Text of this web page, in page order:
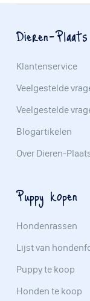
Dieren-Plaats
Klantenservice
Veelgestelde
Veelgestelde
Blogartikelen
Over Dieren-
Puppy kopen
Hondenrassen
Lijst van
Puppy te koop
Honden te koop